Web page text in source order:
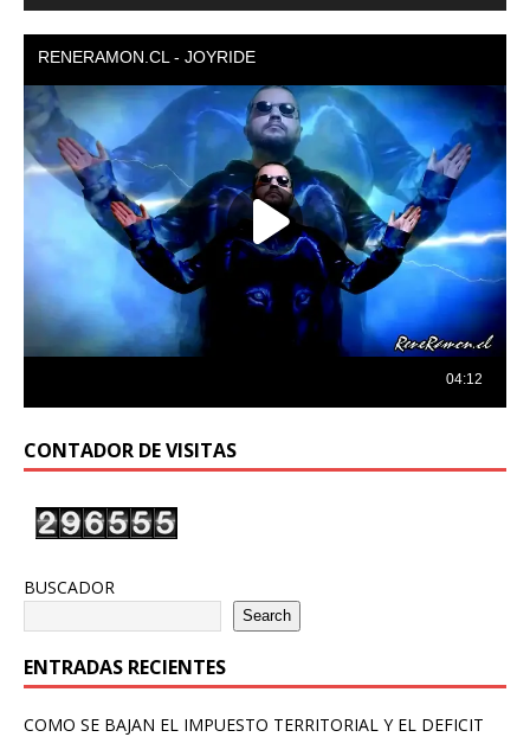
CONTADOR DE VISITAS
BUSCADOR
Search
ENTRADAS RECIENTES
COMO SE BAJAN EL IMPUESTO TERRITORIAL Y EL DEFICIT